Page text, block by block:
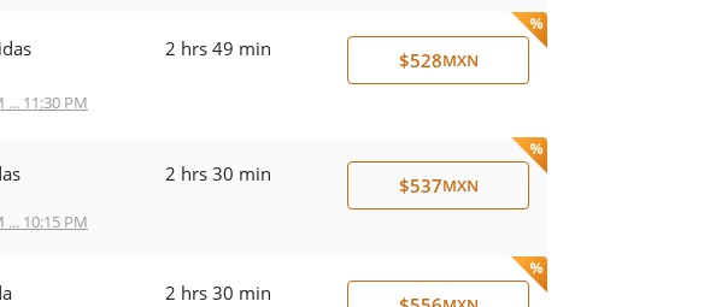
... 11:30 PM
2 hrs 49 min $528MXN
... 10:15 PM
2 hrs 30 min $537MXN
2 hrs 30 min